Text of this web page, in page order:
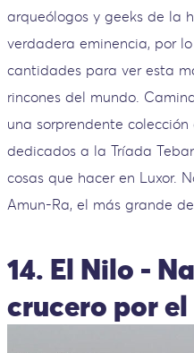
arqueólogos y geeks de la
verdadera eminencia, por
cantidades para ver esta
rincones del mundo.
una sorprendente
dedicados a la Tríada
cosas que hacer en Luxor.
Amun-Ra, el más grande
14. El Nilo -
crucero por